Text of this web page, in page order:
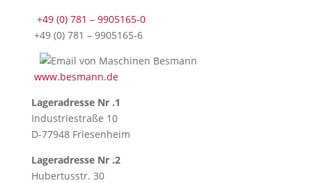
+49 (0) 781 – 9905165-0
+49 (0) 781 – 9905165-6
www.besmann.de
Lageradresse Nr .1
Industriestraße 10
D-77948 Friesenheim
Lageradresse Nr .2
Hubertusstr. 30